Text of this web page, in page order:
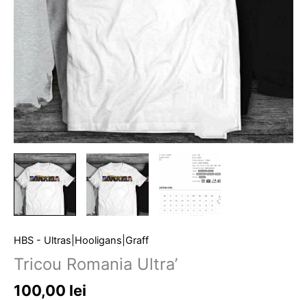
HBS - Ultras|Hooligans|Graff
Tricou Romania Ultra’
100,00 lei